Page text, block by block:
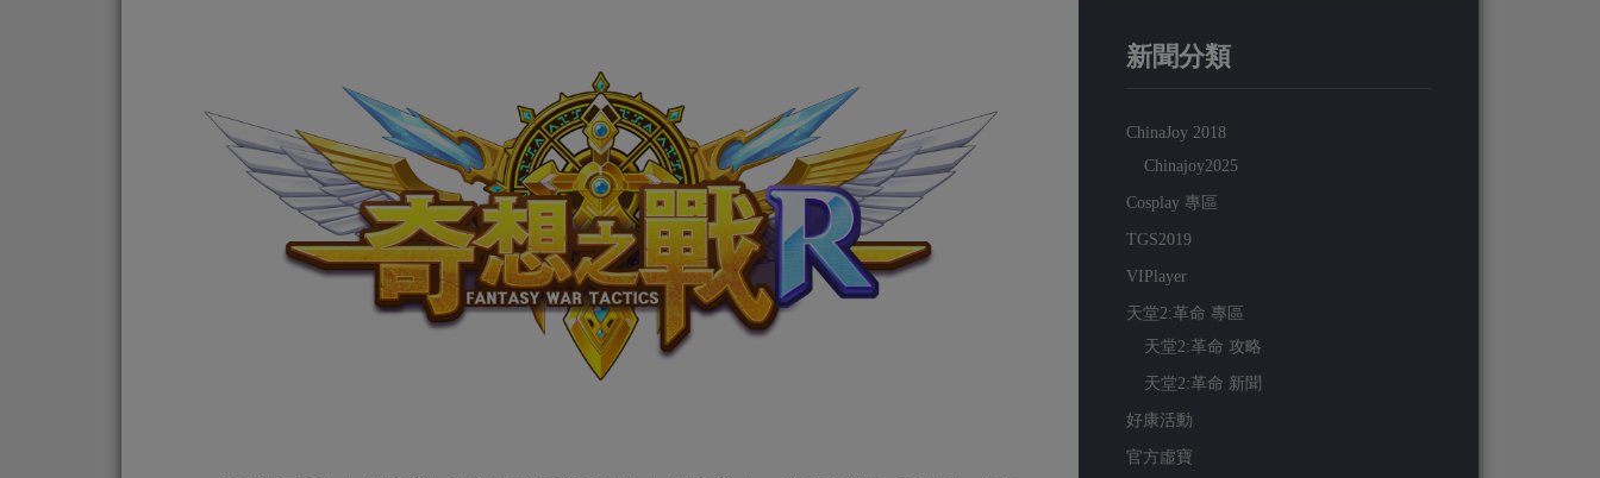
新聞分類
ChinaJoy 2018
Chinajoy2025
Cosplay 專區
TGS2019
VIPlayer
天堂2:革命 專區
天堂2:革命 攻略
天堂2:革命 新聞
好康活動
官方虛寶